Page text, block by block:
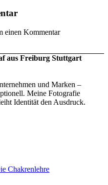
einen Kommentar
aus Freiburg Stuttgart
und Marken –
Meine Fotografie
Identität den Ausdruck.
Chakrenlehre